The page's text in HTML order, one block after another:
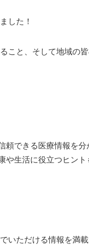
した！
こと、そして地域の
頼できる医療情報を分
や生活に役立つヒント
いただける情報を満載